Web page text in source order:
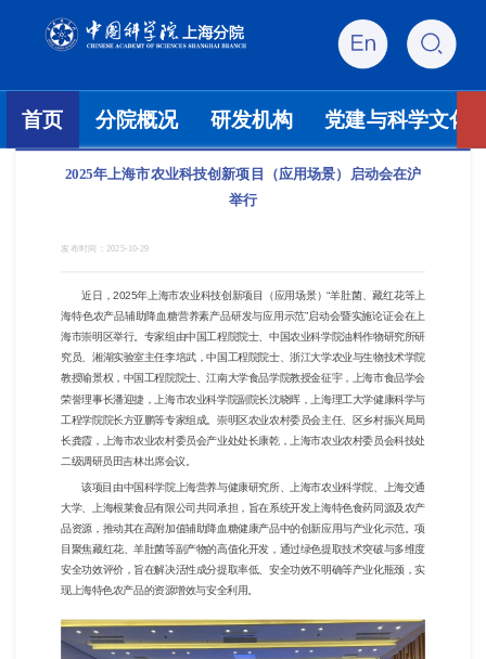
首页 分院概况 研发机构 党建与科学文化
2025年上海市农业科技创新项目（应用场景）启动会在沪
举行
发布时间： 2025-10-29
近日，2025年上海市农业科技创新项目（应用场景）“羊肚菌、藏红花等上
海特色农产品辅助降血糖营养素产品研发与应用示范”启动会暨实施论证会在上
海市崇明区举行。 专家组由中国工程院院士、中国农业科学院油料作物研究所研
究员、湘湖实验室主任李培武，中国工程院院士、浙江大学农业与生物技术学院
教授喻景权，中国工程院院士、江南大学食品学院教授金征宇，上海市食品学会
荣誉理事长潘迎捷，上海市农业科学院副院长沈晓晖，上海理工大学健康科学与
工程学院院长方亚鹏等专家组成。崇明区农业农村委员会主任、区乡村振兴局局
长龚霞，上海市农业农村委员会产业处处长康乾，上海市农业农村委员会科技处
二级调研员田吉林出席会议。
该项目由中国科学院上海营养与健康研究所、 上海市农业科学院、上海交通
大学、上海根莱食品有限公司共同承担，旨在系统开发上海特色食药同源及农产
品资源，推动其在高附加值辅助降血糖健康产品中的创新应用与产业化示范。项
目聚焦藏红花、羊肚菌等副产物的高值化开发，通过绿色提取技术突破与多维度
安全功效评价，旨在解决活性成分提取率低、安全功效不明确等产业化瓶颈，实
现上海特色农产品的资源增效与安全利用。